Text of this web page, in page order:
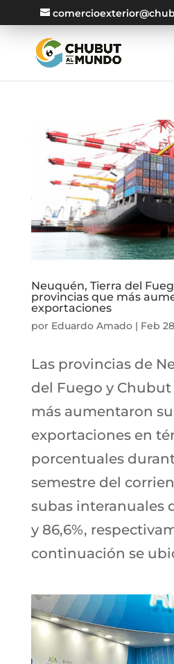
Neuquén, Tierra del
provincias que más
exportaciones
por Eduardo Amado| Feb
Las provincias de
del Fuego y
más aumentaron
exportaciones en
porcentuales
semestre del
subas interanuales
y 86,6%,
continuación se